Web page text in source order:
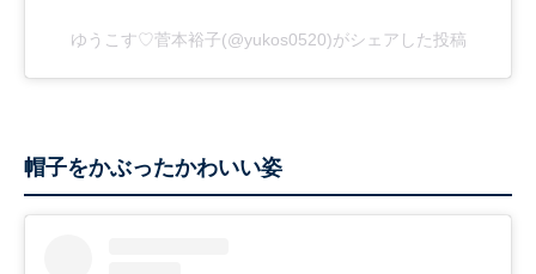
ゆうこす♡菅本裕子(@yukos0520)がシェアした投稿
帽子をかぶったかわいい姿